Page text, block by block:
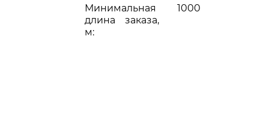
Минимальная
длина заказа,
м:
1000